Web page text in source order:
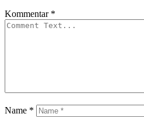
Kommentar *
Name *